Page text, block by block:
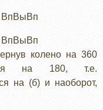
ВпВыВп
ВпВыВп
колено на 360
на 180, т.е.
на (б) и наоборот,